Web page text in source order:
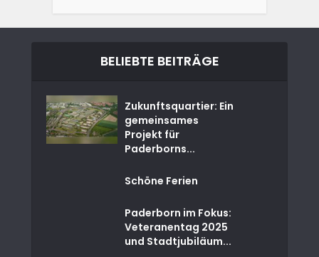
BELIEBTE BEITRÄGE
Zukunftsquartier: Ein
gemeinsames
Projekt für
Paderborns...
Schöne Ferien
Paderborn im Fokus:
Veteranentag 2025
und Stadtjubiläum...